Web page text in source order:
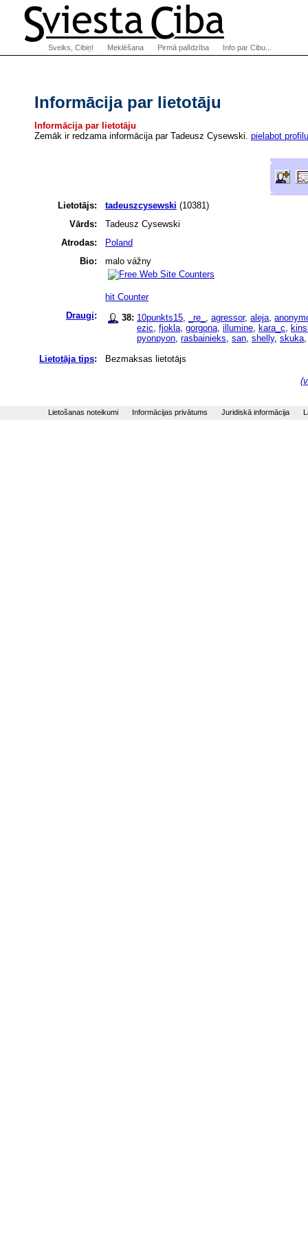
Informācija par lietotāju
Informācija par lietotāju
Zemāk ir redzama informācija par Tadeusz Cysewski. pielabot profilu
Lietotājs: tadeuszcysewski (10381)
Vārds:
Tadeusz Cysewski
Atrodas:
Poland
Bio:
malo vážny
hit Counter
Draugi: 38: 10punkts15 _re_ agressor, aleja
ezic fjokla gorgona illumine kara_c
pyonpyon rasbainieks san shelly, skuka
Lietotāja tips: Bezmaksas lietotājs
Sveiks, Cibiņ! Meklēšana Pirmā palīdzība Info par Cibu...
Lietošanas noteikumi Informācijas privātums Juridiskā informācija